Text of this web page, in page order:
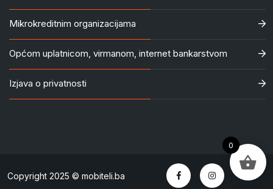
Mikrokreditnim organizacijama
Općom uplatnicom, virmanom, internet bankarstvom
Izjava o privatnosti
Copyright 2025 © mobiteli.ba
0